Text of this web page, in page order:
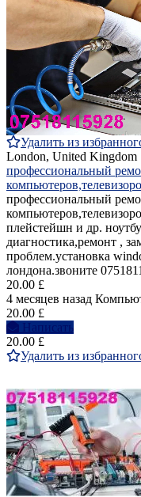
Удалить из
London, United Kingdom
профессиональный
профессиональный
плейстейшн и др.
диагностика,ремонт ,
проблем.установка
лондона.звоните
20.00 £
4 месяцев назад
20.00 £
Написать
20.00 £
Удалить из